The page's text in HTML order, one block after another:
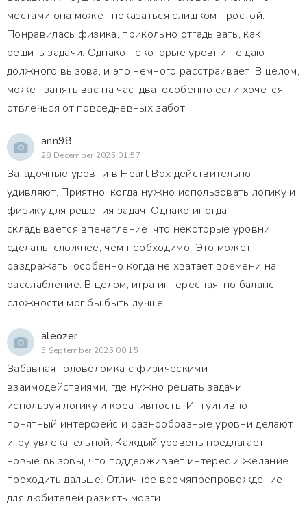
местами она может показаться слишком простой.
Понравилась физика, прикольно отгадывать, как
решить задачи. Однако некоторые уровни не дают
должного вызова, и это немного расстраивает. В целом,
может занять вас на час-два, особенно если хочется
отвлечься от повседневных забот!
ann98
28 December 2025 01:57
Загадочные уровни в Heart Box действительно
удивляют. Приятно, когда нужно использовать логику и
физику для решения задач. Однако иногда
складывается впечатление, что некоторые уровни
сделаны сложнее, чем необходимо. Это может
раздражать, особенно когда не хватает времени на
расслабление. В целом, игра интересная, но баланс
сложности мог бы быть лучше.
aleozer
5 September 2025 00:15
Забавная головоломка с физическими
взаимодействиями, где нужно решать задачи,
используя логику и креативность. Интуитивно
понятный интерфейс и разнообразные уровни делают
игру увлекательной. Каждый уровень предлагает
новые вызовы, что поддерживает интерес и желание
проходить дальше. Отличное времяпрепровождение
для любителей размять мозги!